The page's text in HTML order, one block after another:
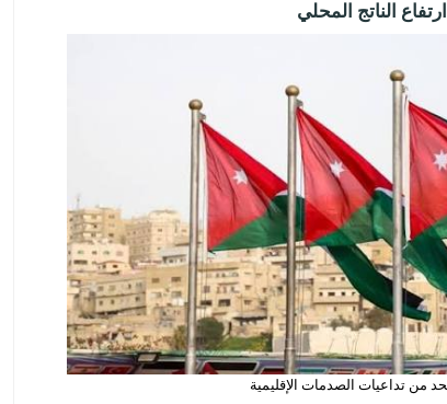
الناتج المحلي
من تداعيات الصدمات الإقليمية